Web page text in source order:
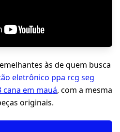
às de quem busca
eletrônico ppa rcg seg
em mauá, com a mesma
originais.